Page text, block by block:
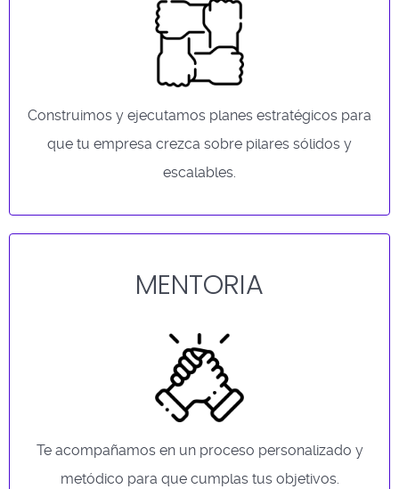
Construimos y ejecutamos planes estratégicos para
que tu empresa crezca sobre pilares sólidos y
escalables.
MENTORIA
Te acompañamos en un proceso personalizado y
metódico para que cumplas tus objetivos.